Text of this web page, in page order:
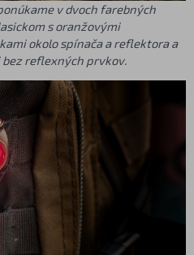
v dvoch farebných
s oranžovými
okolo spínača a reflektora a
reflexných prvkov.